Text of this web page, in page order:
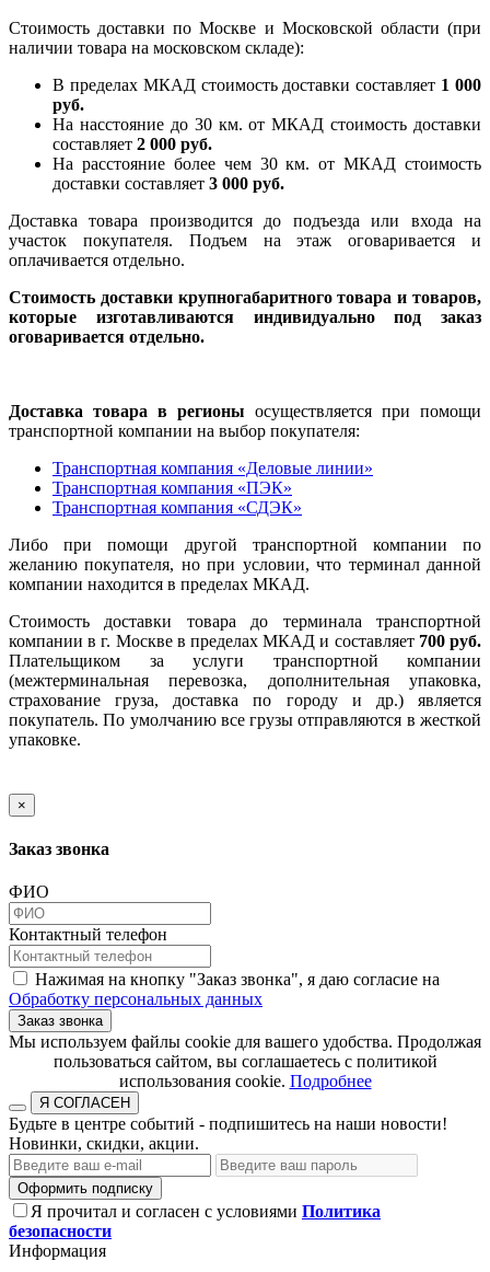
Стоимость доставки по Москве и Московской области (при
наличии товара на московском складе):
В пределах МКАД стоимость доставки составляет 1 000
руб.
На насcтояние до 30 км. от МКАД стоимость доставки
составляет 2 000 руб.
На расстояние более чем 30 км. от МКАД стоимость
доставки составляет 3 000 руб.
Доставка товара производится до подъезда или входа на
участок покупателя. Подъем на этаж оговаривается и
оплачивается отдельно.
Стоимость доставки крупногабаритного товара и товаров,
которые изготавливаются индивидуально под заказ
оговаривается отдельно.
Доставка товара в регионы осуществляется при помощи
транспортной компании на выбор покупателя:
Транспортная компания «Деловые линии»
Транспортная компания «ПЭК»
Транспортная компания «СДЭК»
Либо при помощи другой транспортной компании по
желанию покупателя, но при условии, что терминал данной
компании находится в пределах МКАД.
Стоимость доставки товара до терминала транспортной
компании в г. Москве в пределах МКАД и составляет 700 руб.
Плательщиком за услуги транспортной компании
(межтерминальная перевозка, дополнительная упаковка,
страхование груза, доставка по городу и др.) является
покупатель. По умолчанию все грузы отправляются в жесткой
упаковке.
×
Заказ звонка
ФИО
Контактный телефон
Нажимая на кнопку "Заказ звонка", я даю согласие на
Обработку персональных данных
Заказ звонка
​​​​​​​Мы используем файлы cookie для вашего удобства. Продолжая
пользоваться сайтом, вы соглашаетесь с политикой
использования cookie.​​​​​​​ Подробнее
Я СОГЛАСЕН
Будьте в центре событий - подпишитесь на наши новости!
Новинки, скидки, акции.
Оформить подписку
Я прочитал и согласен с условиями Политика
безопасности
Информация